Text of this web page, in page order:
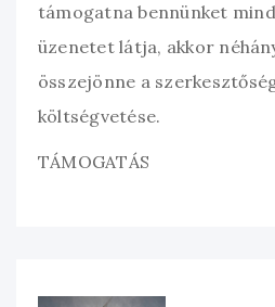
támogatna bennünket
üzenetet látja, akkor
összejönne a
költségvetése.
TÁMOGATÁS